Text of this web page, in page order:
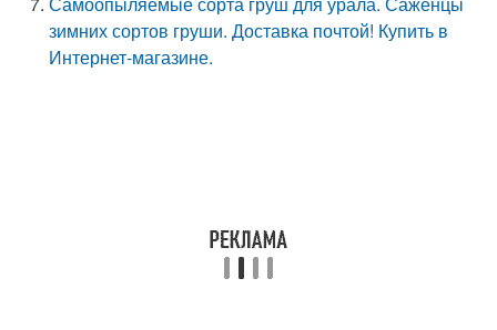
зимних сортов груши. Доставка почтой! Купить в
Интернет-магазине.